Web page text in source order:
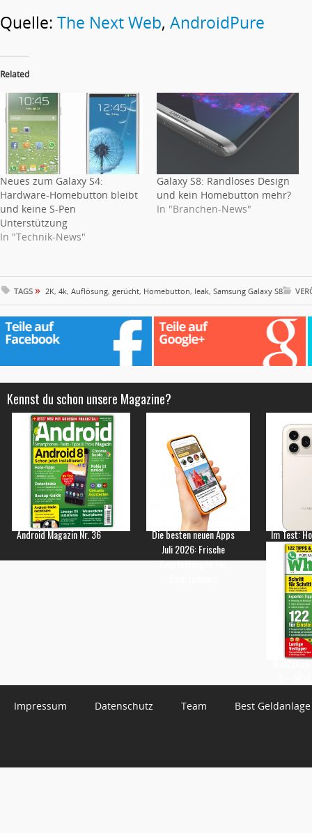
Quelle: The Next Web, AndroidPure
Related
Neues zum Galaxy S4:
Hardware-Homebutton bleibt
und keine S-Pen
Unterstützung
In "Technik-News"
Galaxy S8: Randloses Design
und kein Homebutton mehr?
In "Branchen-News"
TAGS » 2K, 4k, Auflösung, gerücht, Homebutton, leak, Samsung Galaxy S8
Kennst du schon unsere Magazine?
Android Magazin Nr. 36
Die besten neuen Apps
Juli 2026: Frische
Empfehlungen für
Im Test:
Impressum Datenschutz Team Best Geldanlage